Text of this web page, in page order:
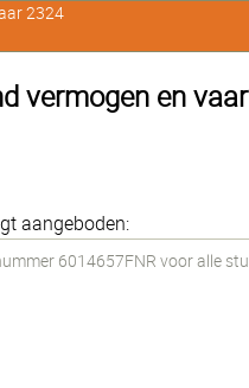
vermogen en
aangeboden:
6014657FNR voor alle
2324